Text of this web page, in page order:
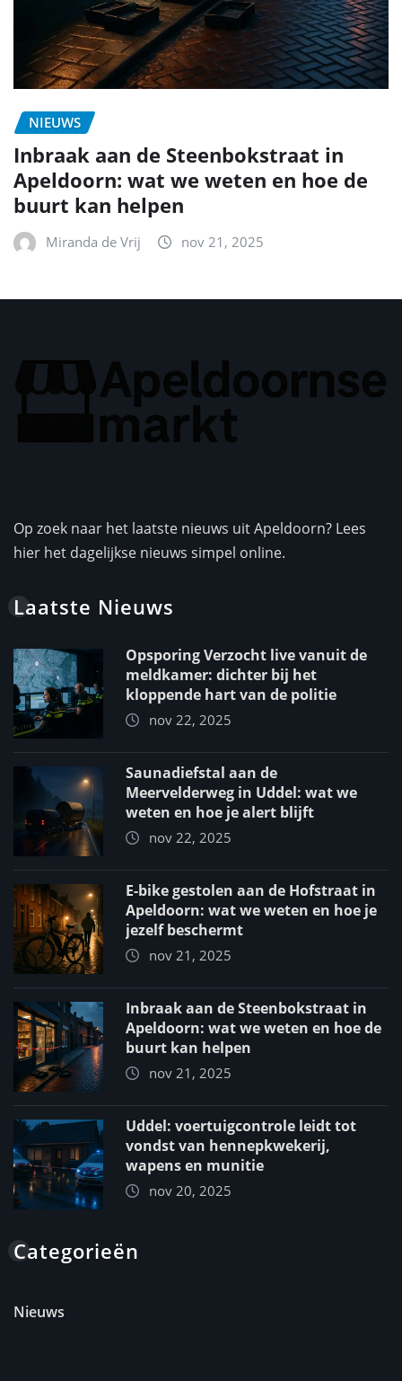
NIEUWS
Inbraak aan de Steenbokstraat in
Apeldoorn: wat we weten en hoe de
buurt kan helpen
Miranda de Vrij nov 21, 2025
Op zoek naar het laatste nieuws uit Apeldoorn? Lees
hier het dagelijkse nieuws simpel online.
Laatste Nieuws
Opsporing Verzocht live vanuit de
meldkamer: dichter bij het
kloppende hart van de politie
nov 22, 2025
Saunadiefstal aan de
Meervelderweg in Uddel: wat we
weten en hoe je alert blijft
nov 22, 2025
E-bike gestolen aan de Hofstraat in
Apeldoorn: wat we weten en hoe je
jezelf beschermt
nov 21, 2025
Inbraak aan de Steenbokstraat in
Apeldoorn: wat we weten en hoe de
buurt kan helpen
nov 21, 2025
Uddel: voertuigcontrole leidt tot
vondst van hennepkwekerij,
wapens en munitie
nov 20, 2025
Categorieën
Nieuws